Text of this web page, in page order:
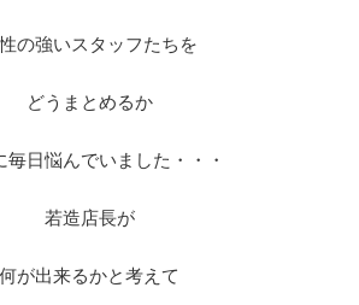
の強いスタッフたちを
どうまとめるか
毎日悩んでいました・・・
若造店長が
何が出来るかと考えて